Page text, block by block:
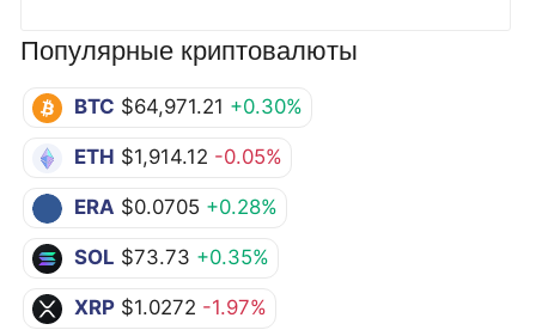
Популярные криптовалюты
BTC $64,971.21 +0.30%
ETH $1,914.12 -0.05%
ERA $0.0705 +0.28%
SOL $73.73 +0.35%
XRP $1.0272 -1.97%